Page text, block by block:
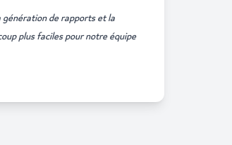
génération de rapports et la
plus faciles pour notre équipe